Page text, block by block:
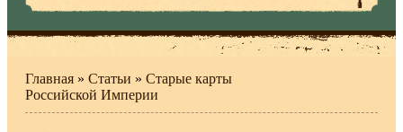
Главная » Статьи » Старые карты
Российской Империи